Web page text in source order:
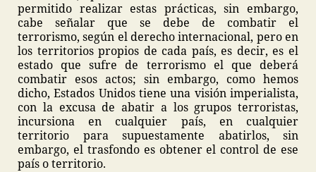
permitido realizar estas prácticas, sin embargo,
cabe señalar que se debe de combatir el
terrorismo, según el derecho internacional, pero en
los territorios propios de cada país, es decir, es el
estado que sufre de terrorismo el que deberá
combatir esos actos; sin embargo, como hemos
dicho, Estados Unidos tiene una visión imperialista,
con la excusa de abatir a los grupos terroristas,
incursiona en cualquier país, en cualquier
territorio para supuestamente abatirlos, sin
embargo, el trasfondo es obtener el control de ese
país o territorio.